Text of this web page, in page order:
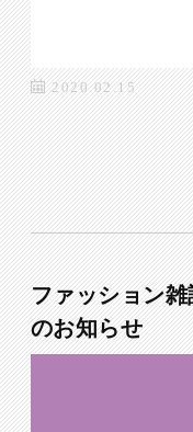
2020.02.15
ファッション
のお知らせ